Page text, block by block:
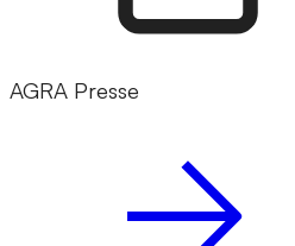
AGRA Presse